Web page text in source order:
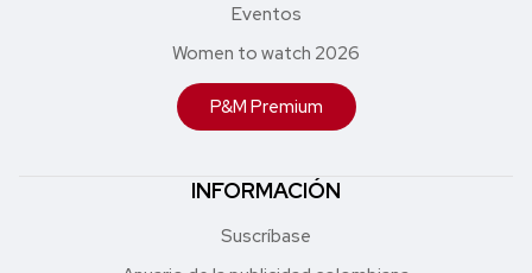
Eventos
Women to watch 2026
P&M Premium
INFORMACIÓN
Suscríbase